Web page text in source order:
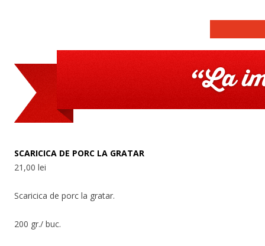
autoservire
SCARICICA DE PORC LA GRATAR
21,00 lei
Scaricica de porc la gratar.
200 gr./ buc.